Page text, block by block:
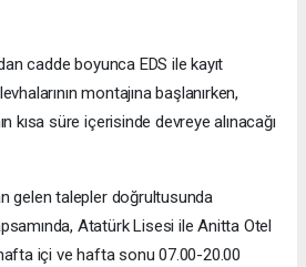
cadde boyunca EDS ile kayıt
montajına başlanırken,
kısa süre içerisinde devreye alınacağı
gelen talepler doğrultusunda
Atatürk Lisesi ile Anitta Otel
içi ve hafta sonu 07.00-20.00